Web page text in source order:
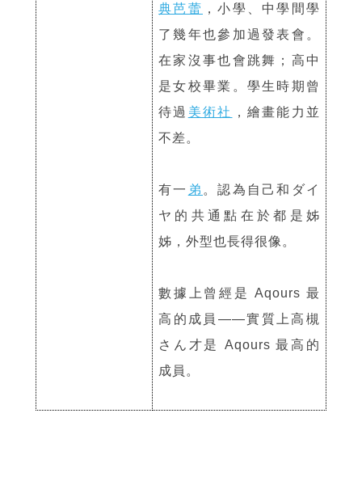
典芭蕾 ，小學、中學間學
了幾年也參加過發表會。
在家沒事也會跳舞；高中
是女校畢業。學生時期曾
待過 美術社
，繪畫能力並
不差。
有一 弟 。認為自己和ダイ
ヤ的共通點在於都是姊
姊，外型也長得很像。
數據上曾經是 Aqours 最
高的成員——實質上高槻
さん才是 Aqours 最高的
成員。